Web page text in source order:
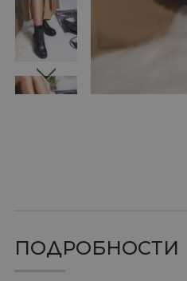
ПОДРОБНОСТИ